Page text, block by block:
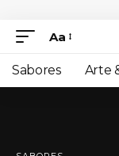
Aa
Sabores Arte